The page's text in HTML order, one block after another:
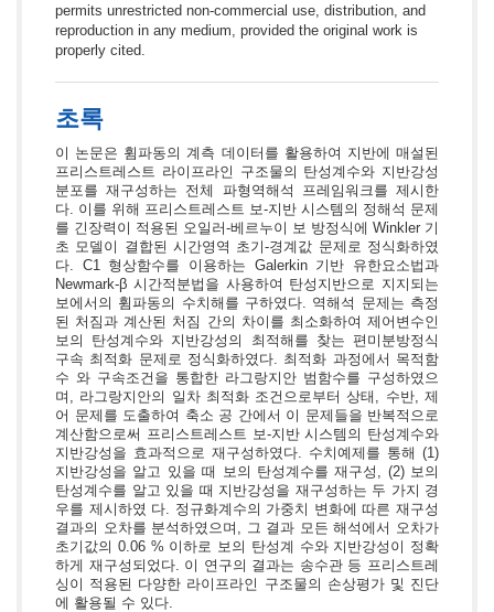
permits unrestricted non-commercial use, distribution, and
reproduction in any medium, provided the original work is
properly cited.
초록
이 논문은 휨파동의 계측 데이터를 활용하여 지반에 매설된
프리스트레스트 라이프라인 구조물의 탄성계수와 지반강성
분포를 재구성하는 전체 파형역해석 프레임워크를 제시한
다. 이를 위해 프리스트레스트 보-지반 시스템의 정해석 문제
를 긴장력이 적용된 오일러-베르누이 보 방정식에 Winkler 기
초 모델이 결합된 시간영역 초기-경계값 문제로 정식화하였
다. C1 형상함수를 이용하는 Galerkin 기반 유한요소법과
Newmark-β 시간적분법을 사용하여 탄성지반으로 지지되는
보에서의 휨파동의 수치해를 구하였다. 역해석 문제는 측정
된 처짐과 계산된 처짐 간의 차이를 최소화하여 제어변수인
보의 탄성계수와 지반강성의 최적해를 찾는 편미분방정식
구속 최적화 문제로 정식화하였다. 최적화 과정에서 목적함
수 와 구속조건을 통합한 라그랑지안 범함수를 구성하였으
며, 라그랑지안의 일차 최적화 조건으로부터 상태, 수반, 제
어 문제를 도출하여 축소 공 간에서 이 문제들을 반복적으로
계산함으로써 프리스트레스트 보-지반 시스템의 탄성계수와
지반강성을 효과적으로 재구성하였다. 수치예제를 통해 (1)
지반강성을 알고 있을 때 보의 탄성계수를 재구성, (2) 보의
탄성계수를 알고 있을 때 지반강성을 재구성하는 두 가지 경
우를 제시하였 다. 정규화계수의 가중치 변화에 따른 재구성
결과의 오차를 분석하였으며, 그 결과 모든 해석에서 오차가
초기값의 0.06 % 이하로 보의 탄성계 수와 지반강성이 정확
하게 재구성되었다. 이 연구의 결과는 송수관 등 프리스트레
싱이 적용된 다양한 라이프라인 구조물의 손상평가 및 진단
에 활용될 수 있다.